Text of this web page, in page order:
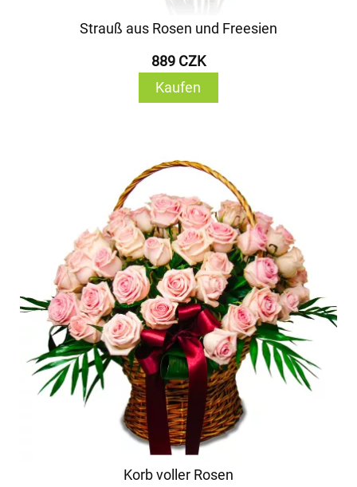
Strauß aus Rosen und Freesien
889 CZK
Kaufen
Korb voller Rosen